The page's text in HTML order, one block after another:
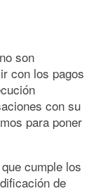
son
con los pagos
con su
para poner
cumple los
de